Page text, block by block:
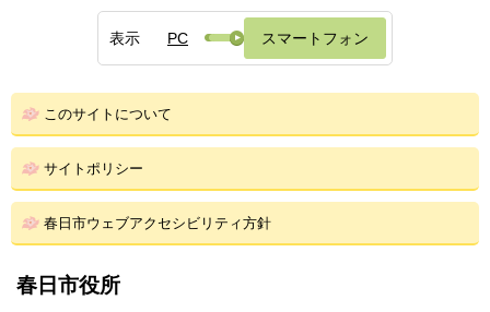
表示 PC スマートフォン
このサイトについて
サイトポリシー
春日市ウェブアクセシビリティ方針
春日市役所